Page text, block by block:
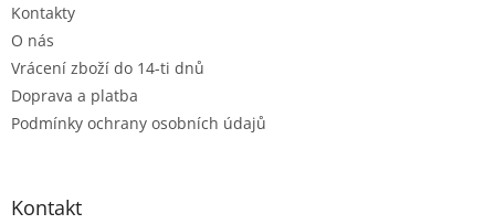
Kontakty
O nás
Vrácení zboží do 14-ti dnů
Doprava a platba
Podmínky ochrany osobních údajů
Kontakt